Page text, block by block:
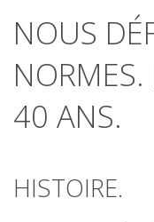
NOUS
40 ANS.
HISTOIRE.